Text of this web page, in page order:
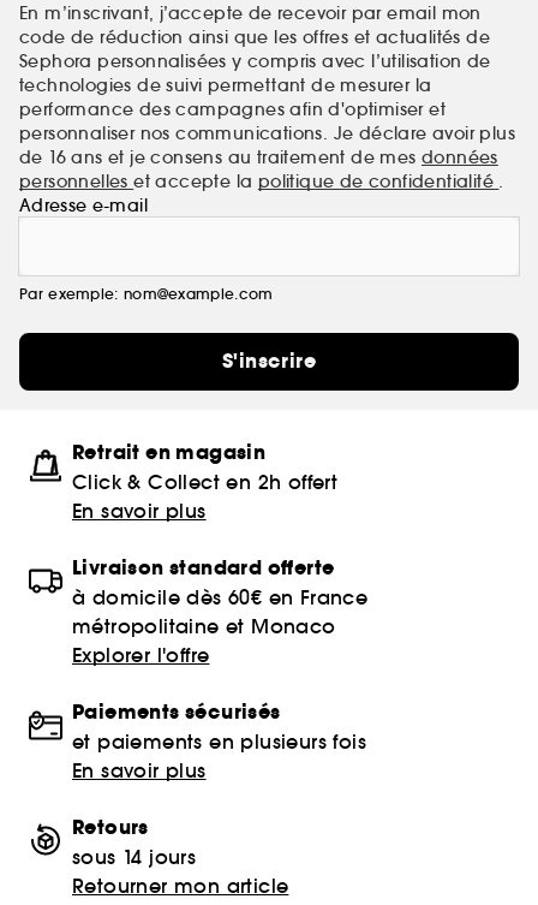
En m’inscrivant, j’accepte de recevoir par email mon
code de réduction ainsi que les offres et actualités de
Sephora personnalisées y compris avec l’utilisation de
technologies de suivi permettant de mesurer la
performance des campagnes afin d'optimiser et
personnaliser nos communications. Je déclare avoir plus
de 16 ans et je consens au traitement de mes données
personnelleset accepte la politique de confidentialité .
Adresse e-mail
Par exemple: nom@example.com
S'inscrire
Retrait en magasin
Click & Collect en 2h offert
En savoir plus
Livraison standard offerte
à domicile dès 60€ en France
métropolitaine et Monaco
Explorer l'offre
Paiements sécurisés
et paiements en plusieurs fois
En savoir plus
Retours
sous 14 jours
Retourner mon article